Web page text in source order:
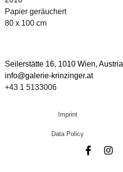
Papier geräuchert
80 x 100 cm
Seilerstätte 16, 1010 Wien, Austria
info@galerie-krinzinger.at
+43 1 5133006
Imprint
Data Policy